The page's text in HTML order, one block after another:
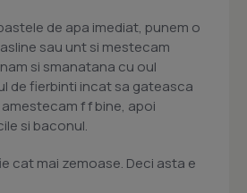
de apa imediat, punem o
sau unt si mestecam
si smanatana cu oul
de fierbinti incat sa gateasca
f f bine, apoi
si baconul.
cat mai zemoase. Deci asta e